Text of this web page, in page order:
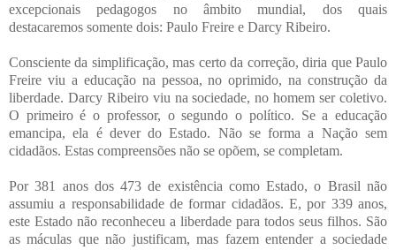
excepcionais pedagogos no âmbito mundial, dos quais
destacaremos somente dois: Paulo Freire e Darcy Ribeiro.
Consciente da simplificação, mas certo da correção, diria que Paulo
Freire viu a educação na pessoa, no oprimido, na construção da
liberdade. Darcy Ribeiro viu na sociedade, no homem ser coletivo.
O primeiro é o professor, o segundo o político. Se a educação
emancipa, ela é dever do Estado. Não se forma a Nação sem
cidadãos. Estas compreensões não se opõem, se completam.
Por 381 anos dos 473 de existência como Estado, o Brasil não
assumiu a responsabilidade de formar cidadãos. E, por 339 anos,
este Estado não reconheceu a liberdade para todos seus filhos. São
as máculas que não justificam, mas fazem entender a sociedade